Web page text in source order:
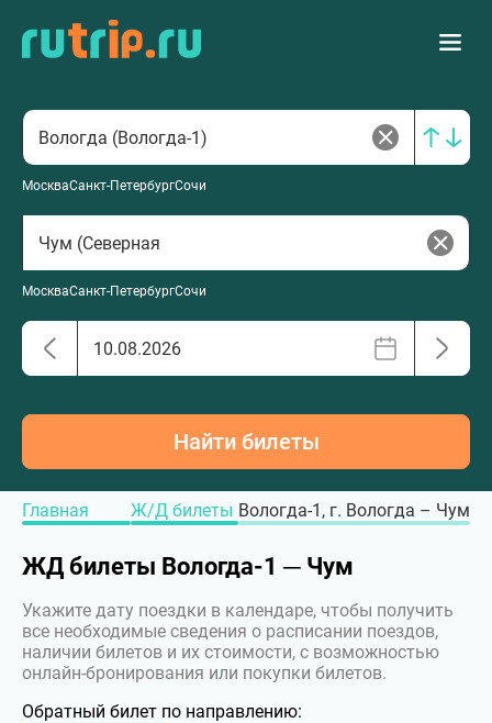
МоскваСанкт-ПетербургСочи
МоскваСанкт-ПетербургСочи
Найти билеты
Главная Ж/Д билеты Вологда-1, г. Вологда – Чум
ЖД билеты Вологда-1 ─ Чум
Укажите дату поездки в календаре, чтобы получить
все необходимые сведения о расписании поездов,
наличии билетов и их стоимости, с возможностью
онлайн-бронирования или покупки билетов.
Обратный билет по направлению: